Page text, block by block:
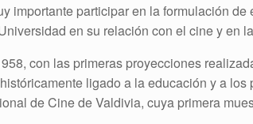
importante participar en la formulación
en su relación con el cine y en
con las primeras proyecciones
ligado a la educación y a
de Cine de Valdivia, cuya primera